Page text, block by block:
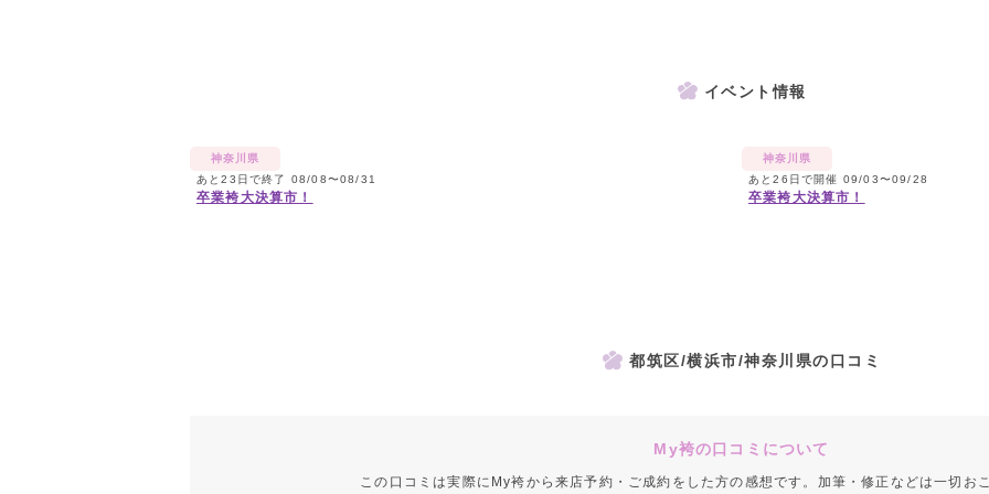
イベント情報
神奈川県
あと23日で終了 08/08〜08/31
卒業袴大決算市！
神奈川県
あと26日で開催 09/03〜09/28
卒業袴大決算市！
都筑区/横浜市/神奈川県の口コミ
My袴の口コミについて
この口コミは実際にMy袴から来店予約・ご成約をした方の感想です。加筆・修正などは一切お